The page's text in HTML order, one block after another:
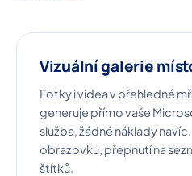
Vizuální galerie
Fotky i videa v přehledné
generuje přímo vaše
služba, žádné náklady
obrazovku, přepnutí na
štítků.